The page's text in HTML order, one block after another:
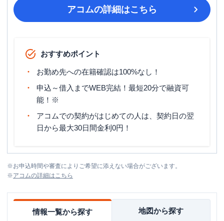
アコムの詳細はこちら
おすすめポイント
お勤め先への在籍確認は100%なし！
申込～借入までWEB完結！最短20分で融資可
能！※
アコムでの契約がはじめての人は、契約日の翌
日から最大30日間金利0円！
※お申込時間や審査によりご希望に添えない場合がございます。
※アコムの詳細はこちら
情報一覧から探す 地図から探す